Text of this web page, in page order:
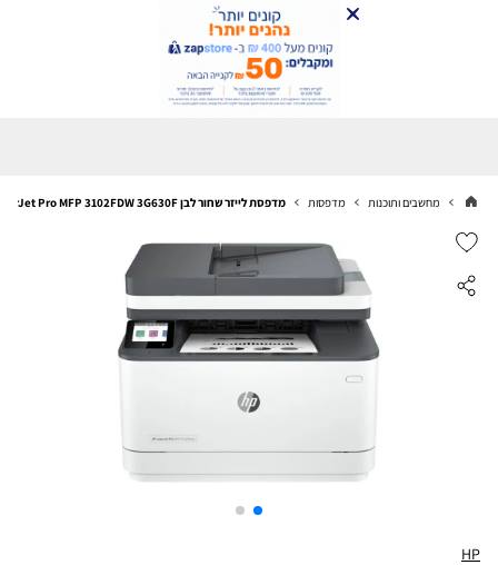
מחשבים ותוכנות מדפסות מדפסת לייזר שחור לבן HP LaserJet Pro MFP 3102FDW 3G630F
HP